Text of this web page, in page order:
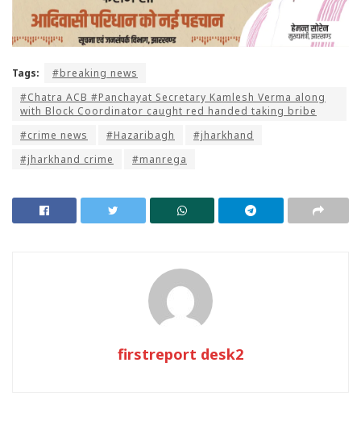
Tags:
#breaking news
#Chatra ACB #Panchayat Secretary Kamlesh Verma along
with Block Coordinator caught red handed taking bribe
#crime news
#Hazaribagh
#jharkhand
#jharkhand crime
#manrega
firstreport desk2